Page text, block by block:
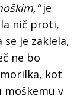
je
nič proti,
je zaklela,
ne bo
kot
moškemu v